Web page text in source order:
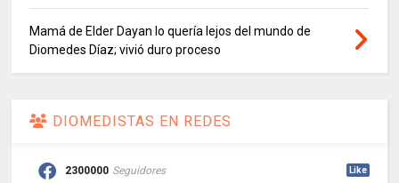
Mamá de Elder Dayan lo quería lejos del mundo de
Diomedes Díaz; vivió duro proceso
DIOMEDISTAS EN REDES
2300000 Seguidores Like